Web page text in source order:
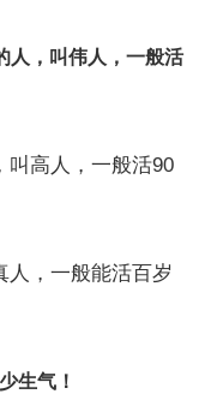
人，叫伟人，一般活
叫高人，一般活90
人，一般能活百岁
生气！